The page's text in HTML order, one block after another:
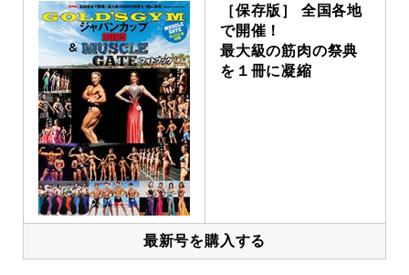
［保存版］ 全国各地
で開催！
最大級の筋肉の祭典
を１冊に凝縮
最新号を購入する